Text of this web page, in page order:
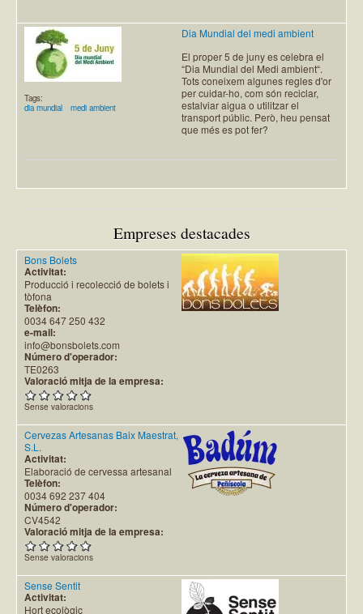
Tags:
dia mundial
medi ambient
Dia Mundial del medi ambient
El proper 5 de juny es celebra el
“Dia Mundial del Medi ambient“.
Tots coneixem algunes regles d'or
per cuidar-ho, com són reciclar,
estalviar aigua o utilitzar el
transport públic. Però, heu pensat
que més es pot fer?
Empreses destacades
Bons Bolets
Activitat:
Producció i recolecció de bolets i
tòfona
Telèfon:
0034 647 250 432
e-mail:
info@bonsbolets.com
Número d'operador:
TE0263
Valoració mitja de la empresa:
Sense valoracions
Cervezas Artesanas Baix Maestrat,
S.L.
Activitat:
Elaboració de cervessa artesanal
Telèfon:
0034 692 237 404
Número d'operador:
CV4542
Valoració mitja de la empresa:
Sense valoracions
Sense Sentit
Activitat:
Hort ecològic